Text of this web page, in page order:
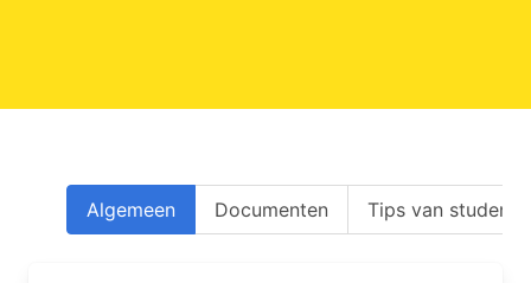
Algemeen Documenten Tips van